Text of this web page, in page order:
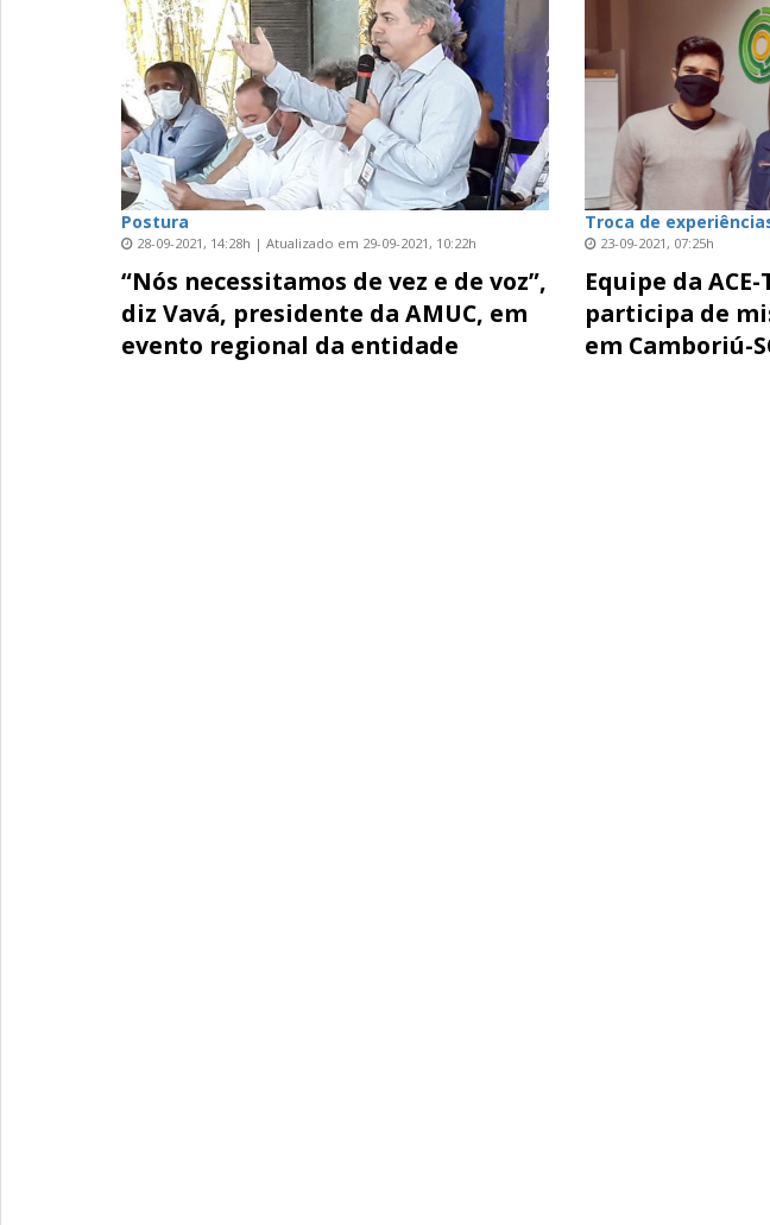
Postura
28-09-2021, 14:28h | Atualizado em 29-09-2021, 10:22h
“Nós necessitamos de vez e de voz”,
diz Vavá, presidente da AMUC, em
evento regional da entidade
Troca de
23-09-2021, 07:25h
Equipe da
participa de
em Camboriú-